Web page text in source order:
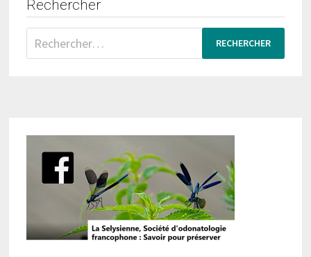
Rechercher
Rechercher :